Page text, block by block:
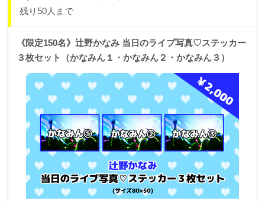
残り50人まで
《限定150名》辻野かなみ 当日のライブ写真♡ステッカー
３枚セット（かなみん１・かなみん２・かなみん３）